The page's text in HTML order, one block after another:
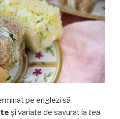
pe englezi să
și variate de savurat la tea